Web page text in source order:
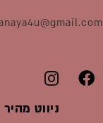
ניווט מהיר